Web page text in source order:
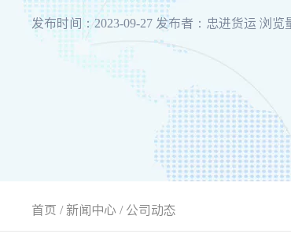
发布时间：2023-09-27 发布者：忠进货运 浏览
首页 /新闻中心 /公司动态